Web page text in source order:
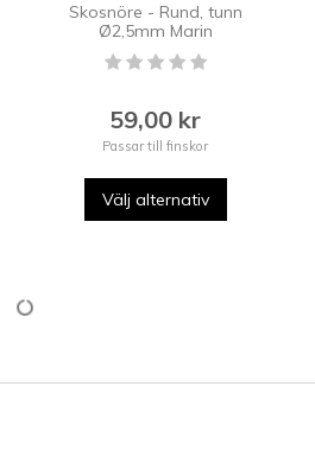
Skosnöre - Rund, tunn
Ø2,5mm Marin
59,00 kr
Passar till finskor
Välj alternativ